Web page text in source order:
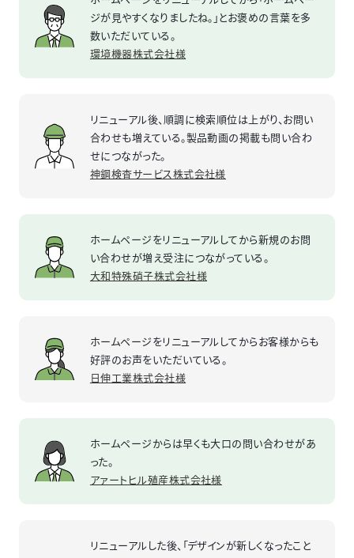
ジが見やすくなりましたね。」とお褒めの言葉を多
数いただいている。
環境機器株式会社様
リニューアル後、順調に検索順位は上がり、お問い
合わせも増えている。製品動画の掲載も問い合わ
せにつながった。
神鋼検査サービス株式会社様
ホームページをリニューアルしてから新規のお問
い合わせが増え受注につながっている。
大和特殊硝子株式会社様
ホームページをリニューアルしてからお客様からも
好評のお声をいただいている。
日伸工業株式会社様
ホームページからは早くも大口の問い合わせがあ
った。
アァートヒル殖産株式会社様
リニューアルした後、「デザインが新しくなったこと